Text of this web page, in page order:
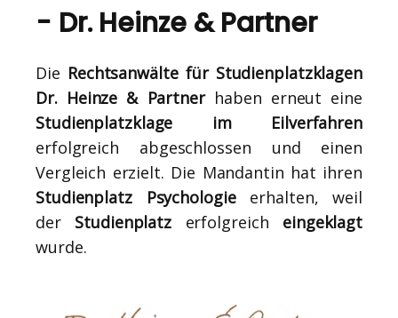
- Dr. Heinze & Partner
Die Rechtsanwälte für Studienplatzklagen
Dr. Heinze & Partnerhaben erneut eine
Studienplatzklage im Eilverfahren
erfolgreich abgeschlossen und einen
Vergleich erzielt. Die Mandantin hat ihren
Studienplatz Psychologieerhalten, weil
der Studienplatz erfolgreich eingeklagt
wurde.